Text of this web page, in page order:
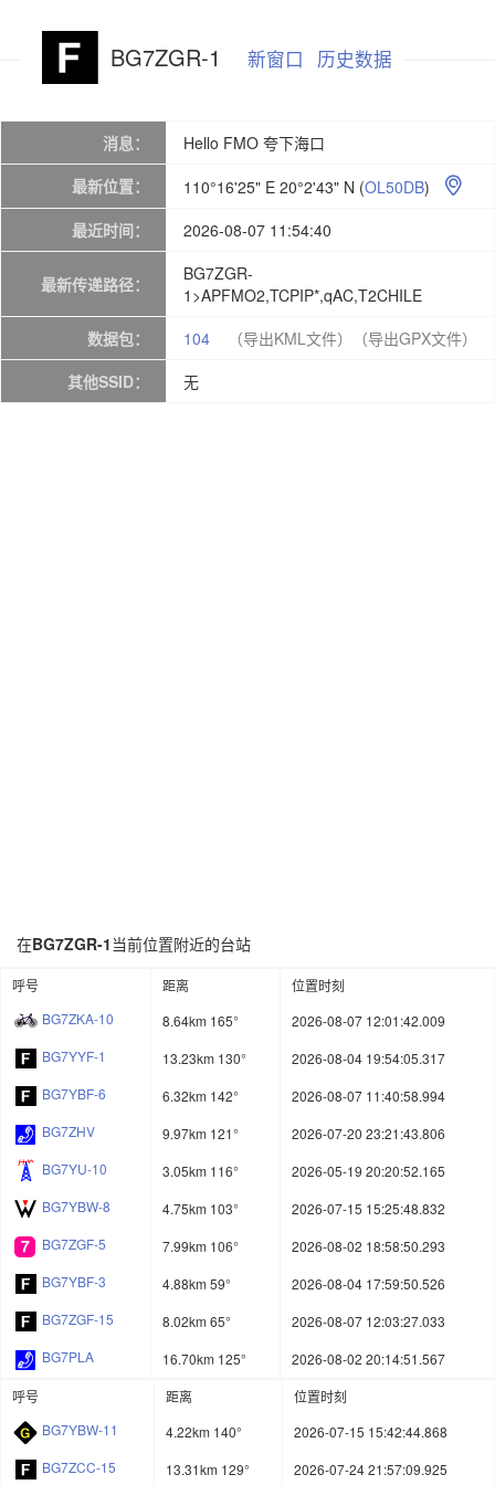
BG7ZGR-1 新窗口 历史数据
消息：
Hello FMO 夸下海口
最新位置：
110°16'25" E 20°2'43" N (OL50DB) 
最近时间： 2026-08-07 11:54:40
最新传递路径：
BG7ZGR-
1>APFMO2,TCPIP*,qAC,T2CHILE
数据包：
104 （导出KML文件）
（导出GPX文件）
其他SSID：
无
在BG7ZGR-1 当前位置附近的台站
呼号 距离
位置时刻
BG7ZKA-10
8.64km 165°
2026-08-07 12:01:42.009
BG7YYF-1
13.23km 130°
2026-08-04 19:54:05.317
BG7YBF-6
6.32km 142°
2026-08-07 11:40:58.994
BG7ZHV
9.97km 121°
2026-07-20 23:21:43.806
BG7YU-10
3.05km 116°
2026-05-19 20:20:52.165
BG7YBW-8
4.75km 103°
2026-07-15 15:25:48.832
BG7ZGF-5
7.99km 106°
2026-08-02 18:58:50.293
BG7YBF-3
4.88km 59°
2026-08-04 17:59:50.526
BG7ZGF-15
8.02km 65°
2026-08-07 12:03:27.033
BG7PLA
16.70km 125°
2026-08-02 20:14:51.567
呼号
距离
位置时刻
BG7YBW-11
4.22km 140°
2026-07-15 15:42:44.868
BG7ZCC-15
13.31km 129° 2026-07-24 21:57:09.925